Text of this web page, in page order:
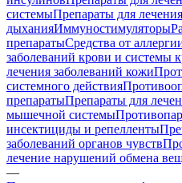
системыПрепараты для
дыханияИммуностимуляторы
препаратыСредства от
заболеваний крови и системы
лечения заболеваний кожи
системного действия
препаратыПрепараты для
мышечной системы
инсектициды и репелленты
заболеваний органов чувств
лечение нарушений обмена
—